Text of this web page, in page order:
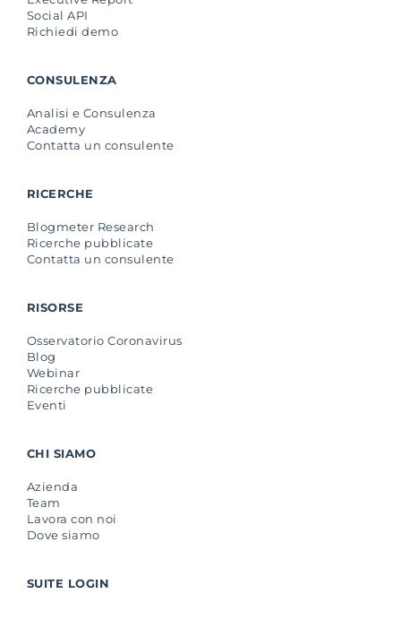
Social API
Richiedi demo
CONSULENZA
Analisi e Consulenza
Academy
Contatta un consulente
RICERCHE
Blogmeter Research
Ricerche pubblicate
Contatta un consulente
RISORSE
Osservatorio Coronavirus
Blog
Webinar
Ricerche pubblicate
Eventi
CHI SIAMO
Azienda
Team
Lavora con noi
Dove siamo
SUITE LOGIN